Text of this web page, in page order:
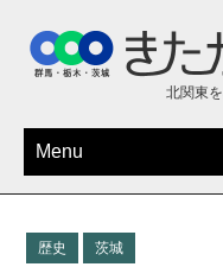
北関東
Menu
歴史 茨城